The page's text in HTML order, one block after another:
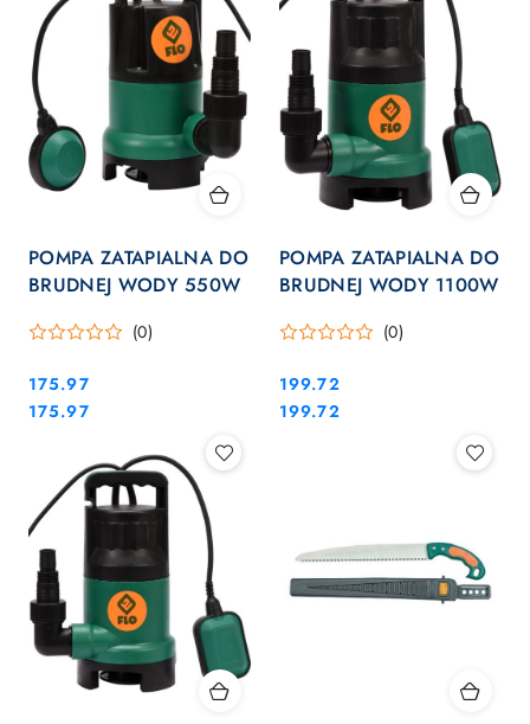
POMPA ZATAPIALNA DO
BRUDNEJ WODY 550W
(0)
Cena:
175.97
Cena:
175.97
POMPA ZATAPIALNA DO
BRUDNEJ WODY 1100W
(0)
Cena:
199.72
Cena:
199.72